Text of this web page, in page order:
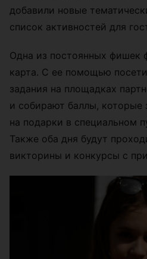
добавили новые
список активностей для
Одна из постоянных фишек
карта. С ее помощью
задания на площадках
и собирают баллы,
на подарки в специальном
Также оба дня будут
викторины и конкурсы с